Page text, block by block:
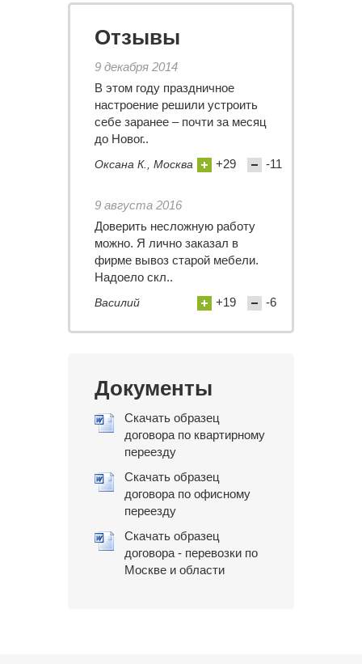
Отзывы
9 декабря 2014
В этом году праздничное
настроение решили устроить
себе заранее – почти за месяц
до Новог..
Оксана К., Москва +29 -11
9 августа 2016
Доверить несложную работу
можно. Я лично заказал в
фирме вывоз старой мебели.
Надоело скл..
Василий +19 -6
Документы
Скачать образец
договора по квартирному
переезду
Скачать образец
договора по офисному
переезду
Скачать образец
договора - перевозки по
Москве и области